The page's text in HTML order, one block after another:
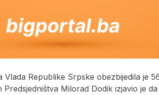
Republike Srpske obezbijedila je
Milorad Dodik izjavio je